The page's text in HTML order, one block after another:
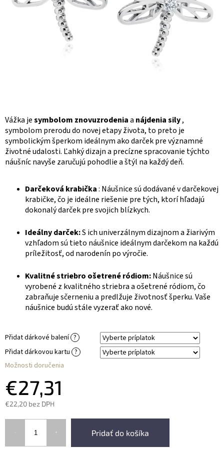
€27,31
€22,20 bez DPH
Pridať do košíka
Přidat dárkové balení ?
Přidat dárkovou kartu ?
Možnosti doručenia
Vážka jesymbolom znovuzrodeniaa nájdenia sily,
symbolom prerodu do novej etapy života, to preto je
symbolickým šperkom ideálnym ako darček pre významné
životné udalosti. Ľahký dizajn a precízne spracovanie týchto
náušníc navyše zaručujú pohodlie a štýl na každý deň.
Darčeková krabička: Náušnice sú dodávané v darčekovej
krabičke, čo je ideálne riešenie pre tých, ktorí hľadajú
dokonalý darček pre svojich blízkych.
Ideálny darček:S ich univerzálnym dizajnom a žiarivým
vzhľadom sú tieto náušnice ideálnym darčekom na každú
príležitosť, od narodenín po výročie.
Kvalitné striebro ošetrené ródiom:Náušnice sú
vyrobené z kvalitného striebra a ošetrené ródiom, čo
zabraňuje sčerneniu a predlžuje životnosť šperku. Vaše
náušnice budú stále vyzerať ako nové.